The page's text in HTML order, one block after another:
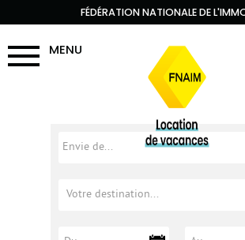
FÉDÉRATION NATIONALE DE
MENU